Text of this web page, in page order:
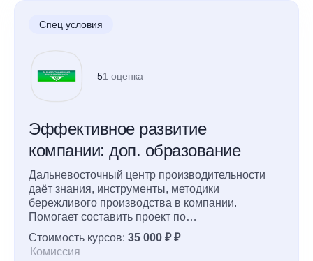
Спец условия
51 оценка
Эффективное развитие
компании: доп. образование
Дальневосточный центр производительности
даёт знания, инструменты, методики
бережливого производства в компании.
Помогает составить проект по
самостоятельному проведению программ по
бережливому производству на предприятии.
Стоимость курсов: 35 000 ₽ ₽
Комиссия